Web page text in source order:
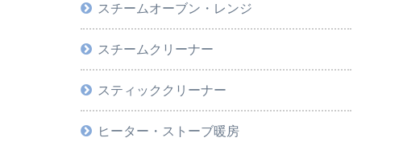
スチームオーブン・レンジ
スチームクリーナー
スティッククリーナー
ヒーター・ストーブ暖房